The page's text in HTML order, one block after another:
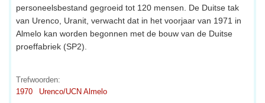
personeelsbestand gegroeid tot 120 mensen. De Duitse tak
van Urenco, Uranit, verwacht dat in het voorjaar van 1971 in
Almelo kan worden begonnen met de bouw van de Duitse
proeffabriek (SP2).
Trefwoorden:
1970
Urenco/UCN Almelo